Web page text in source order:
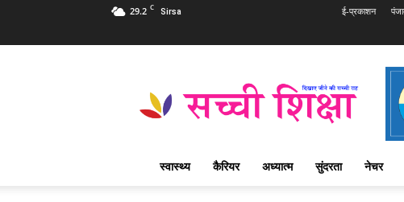
29.2 C Sirsa ई-प्रकाशन
Shiksha
शिक्षा
स्वास्थ्य कैरियर अध्यात्म सुंदरता नेचर